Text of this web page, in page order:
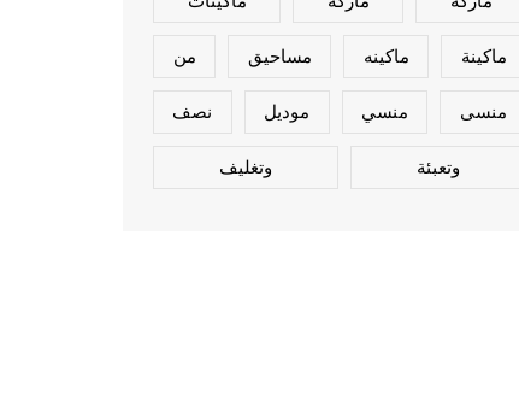
ماكينة ماكينه مساحيق من
منسى منسي موديل نصف
وتعبئة وتغليف